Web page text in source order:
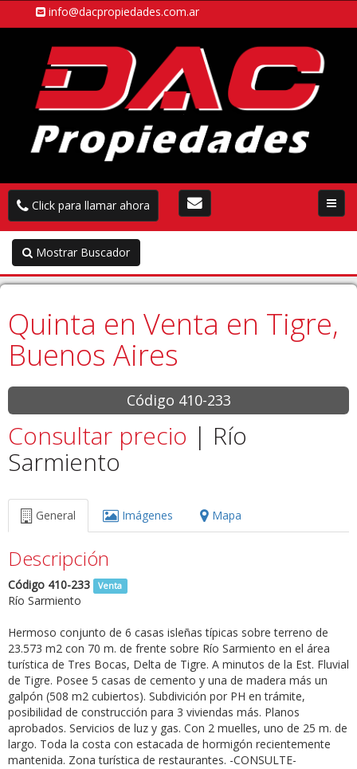
info@dacpropiedades.com.ar
Click para llamar ahora
Mostrar Buscador
Quinta en Venta en Tigre,
Buenos Aires
Código 410-233
Consultar precio | Río
Sarmiento
General Imágenes Mapa
Descripción
Código 410-233 Venta
Río Sarmiento
Hermoso conjunto de 6 casas isleñas típicas sobre terreno de
23.573 m2 con 70 m. de frente sobre Río Sarmiento en el área
turística de Tres Bocas, Delta de Tigre. A minutos de la Est. Fluvial
de Tigre. Posee 5 casas de cemento y una de madera más un
galpón (508 m2 cubiertos). Subdivición por PH en trámite,
posibilidad de construcción para 3 viviendas más. Planos
aprobados. Servicios de luz y gas. Con 2 muelles, uno de 25 m. de
largo. Toda la costa con estacada de hormigón recientemente
mantenida. Zona turística de restaurantes. -CONSULTE-